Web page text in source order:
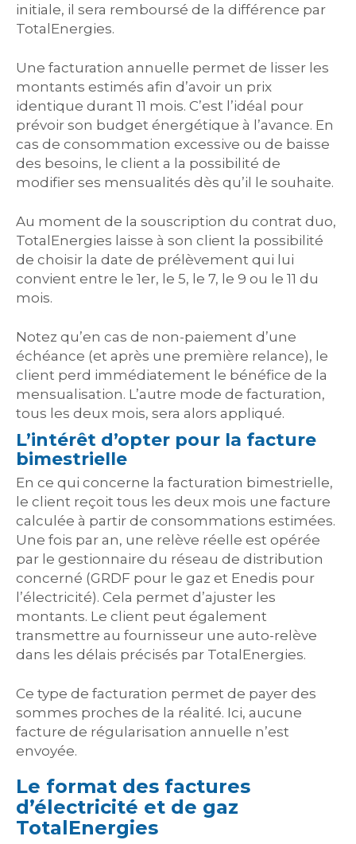
initiale, il sera remboursé de la différence par
TotalEnergies.
Une facturation annuelle permet de lisser les
montants estimés afin d’avoir un prix
identique durant 11 mois. C’est l’idéal pour
prévoir son budget énergétique à l’avance. En
cas de consommation excessive ou de baisse
des besoins, le client a la possibilité de
modifier ses mensualités dès qu’il le souhaite.
Au moment de la souscription du contrat duo,
TotalEnergies laisse à son client la possibilité
de choisir la date de prélèvement qui lui
convient entre le 1er, le 5, le 7, le 9 ou le 11 du
mois.
Notez qu’en cas de non-paiement d’une
échéance (et après une première relance), le
client perd immédiatement le bénéfice de la
mensualisation. L’autre mode de facturation,
tous les deux mois, sera alors appliqué.
L’intérêt d’opter pour la facture
bimestrielle
En ce qui concerne la facturation bimestrielle,
le client reçoit tous les deux mois une facture
calculée à partir de consommations estimées.
Une fois par an, une relève réelle est opérée
par le gestionnaire du réseau de distribution
concerné (GRDF pour le gaz et Enedis pour
l’électricité). Cela permet d’ajuster les
montants. Le client peut également
transmettre au fournisseur une auto-relève
dans les délais précisés par TotalEnergies.
Ce type de facturation permet de payer des
sommes proches de la réalité. Ici, aucune
facture de régularisation annuelle n’est
envoyée.
Le format des factures
d’électricité et de gaz
TotalEnergies